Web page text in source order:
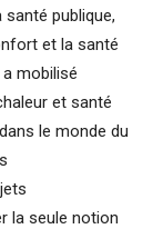
publique,
et la santé
mobilisé
et santé
le monde du
la seule notion